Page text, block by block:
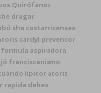
Quirófanos
dragar
she costarricenses
cardyl prevencor
aspiradora
jó franciscanismo
lipitor atoris
rapida debes